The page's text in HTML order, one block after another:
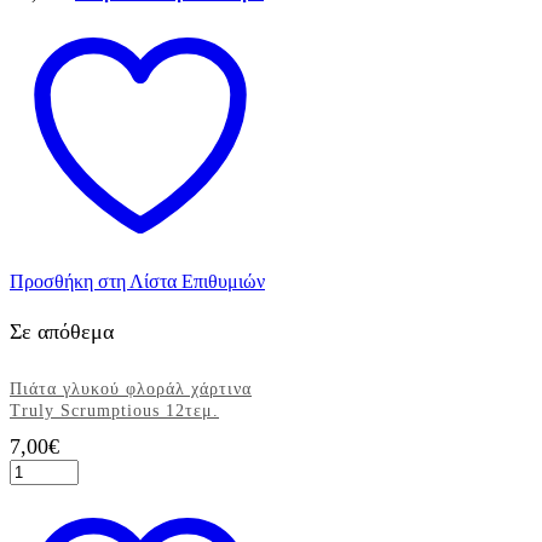
Προσθήκη στη Λίστα Επιθυμιών
Σε απόθεμα
Πιάτα γλυκού φλοράλ χάρτινα
Truly Scrumptious 12τεμ.
7,00€
Πιάτα
γλυκού
χάρτινα